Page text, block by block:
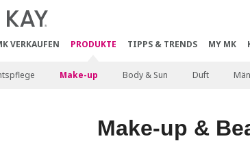
VERKAUFEN PRODUKTE TIPPS & TRENDS MY MK
Make-up Body & Sun Duft
Make-up &